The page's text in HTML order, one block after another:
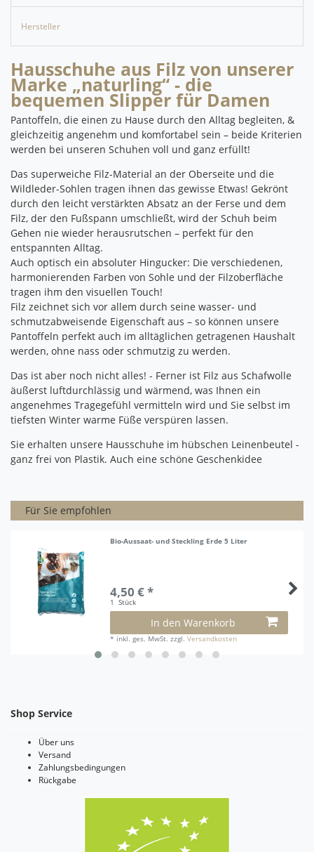
Hersteller
Hausschuhe aus Filz von unserer
Marke „naturling“ - die
bequemen Slipper für Damen
Pantoffeln, die einen zu Hause durch den Alltag begleiten, &
gleichzeitig angenehm und komfortabel sein – beide Kriterien
werden bei unseren Schuhen voll und ganz erfüllt!
Das superweiche Filz-Material an der Oberseite und die
Wildleder-Sohlen tragen ihnen das gewisse Etwas! Gekrönt
durch den leicht verstärkten Absatz an der Ferse und dem
Filz, der den Fußspann umschließt, wird der Schuh beim
Gehen nie wieder herausrutschen – perfekt für den
entspannten Alltag.
Auch optisch ein absoluter Hingucker: Die verschiedenen,
harmonierenden Farben von Sohle und der Filzoberfläche
tragen ihm den visuellen Touch!
Filz zeichnet sich vor allem durch seine wasser- und
schmutzabweisende Eigenschaft aus – so können unsere
Pantoffeln perfekt auch im alltäglichen getragenen Haushalt
werden, ohne nass oder schmutzig zu werden.
Das ist aber noch nicht alles! - Ferner ist Filz aus Schafwolle
äußerst luftdurchlässig und wärmend, was Ihnen ein
angenehmes Tragegefühl vermitteln wird und Sie selbst im
tiefsten Winter warme Füße verspüren lassen.
Sie erhalten unsere Hausschuhe im hübschen Leinenbeutel -
ganz frei von Plastik. Auch eine schöne Geschenkidee
Für Sie empfohlen
Bio-Aussaat- und Steckling Erde 5 Liter
4,50 € *
1 Stück
In den Warenkorb
* inkl. ges. MwSt. zzgl.Versandkosten
Shop Service
Über uns
Versand
Zahlungsbedingungen
Rückgabe